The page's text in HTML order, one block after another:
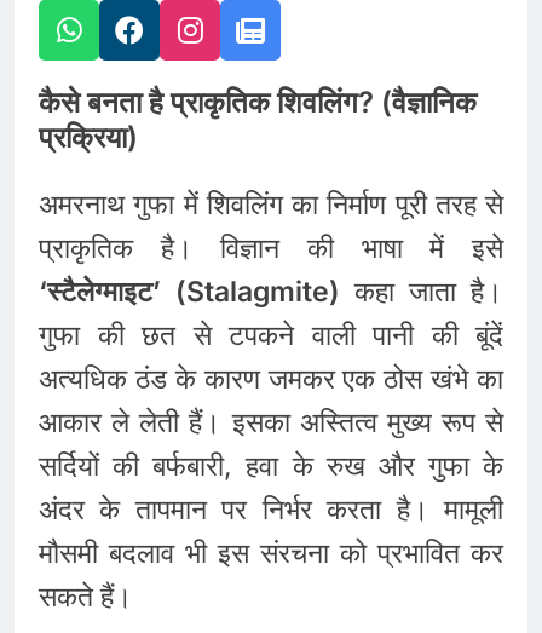
कैसे बनता है प्राकृतिक शिवलिंग? (वैज्ञानिक
प्रक्रिया)
अमरनाथ गुफा में शिवलिंग का निर्माण पूरी तरह से
प्राकृतिक है। विज्ञान की भाषा में इसे
‘स्टैलेग्माइट’ (Stalagmite) कहा जाता है।
गुफा की छत से टपकने वाली पानी की बूंदें
अत्यधिक ठंड के कारण जमकर एक ठोस खंभे का
आकार ले लेती हैं। इसका अस्तित्व मुख्य रूप से
सर्दियों की बर्फबारी, हवा के रुख और गुफा के
अंदर के तापमान पर निर्भर करता है। मामूली
मौसमी बदलाव भी इस संरचना को प्रभावित कर
सकते हैं।